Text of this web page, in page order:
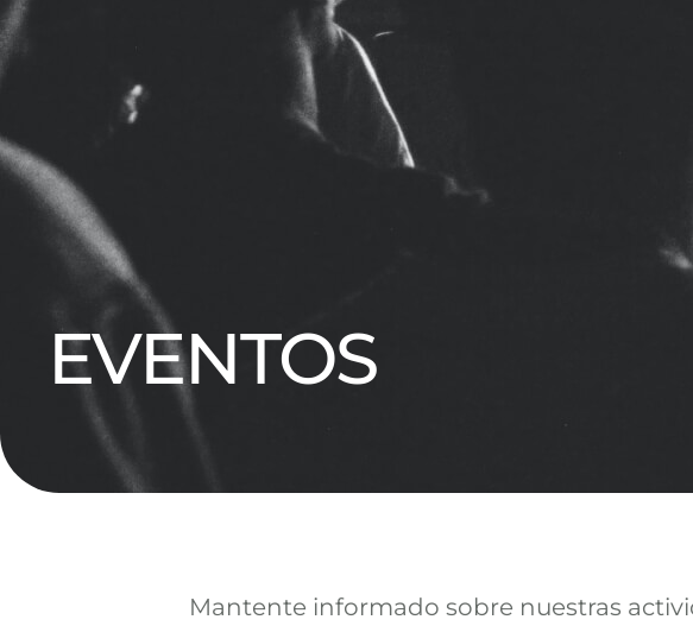
EVENTOS
Mantente informado sobre nuestras